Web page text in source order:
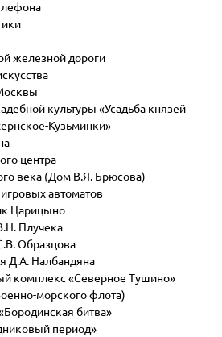
железной дороги
культуры «Усадьба князей
Кузьминки»
центра
века (Дом В.Я. Брюсова)
автоматов
Царицыно
Плучека
Образцова
Д.А. Налбандяна
комплекс «Северное Тушино»
морского флота)
битва»
период»